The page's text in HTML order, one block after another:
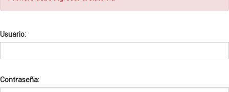
Usuario:
Contraseña: